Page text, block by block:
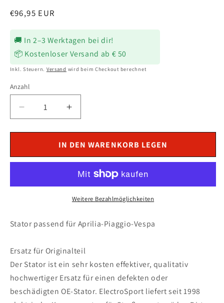
Normaler
€96,95 EUR
🚚 In 2–3 Werktagen bei dir!
📦 Kostenloser Versand ab € 50
Inkl. Steuern. Versand wird beim Checkout berechnet
Anzahl
Verringere
die
Menge
Lichtmaschine
für
200
Erhöhe
die
Menge
für
Lichtmaschine
passend
für
Piaggio
200
IN DEN WARENKORB LEGEN
Weitere Bezahlmöglichkeiten
Stator passend für Aprilia-Piaggio-Vespa
Ersatz für Originalteil
Der Stator ist ein sehr kosten effektiver, qualitativ
hochwertiger Ersatz für einen defekten oder
beschädigten OE-Stator. ElectroSport liefert seit 1998